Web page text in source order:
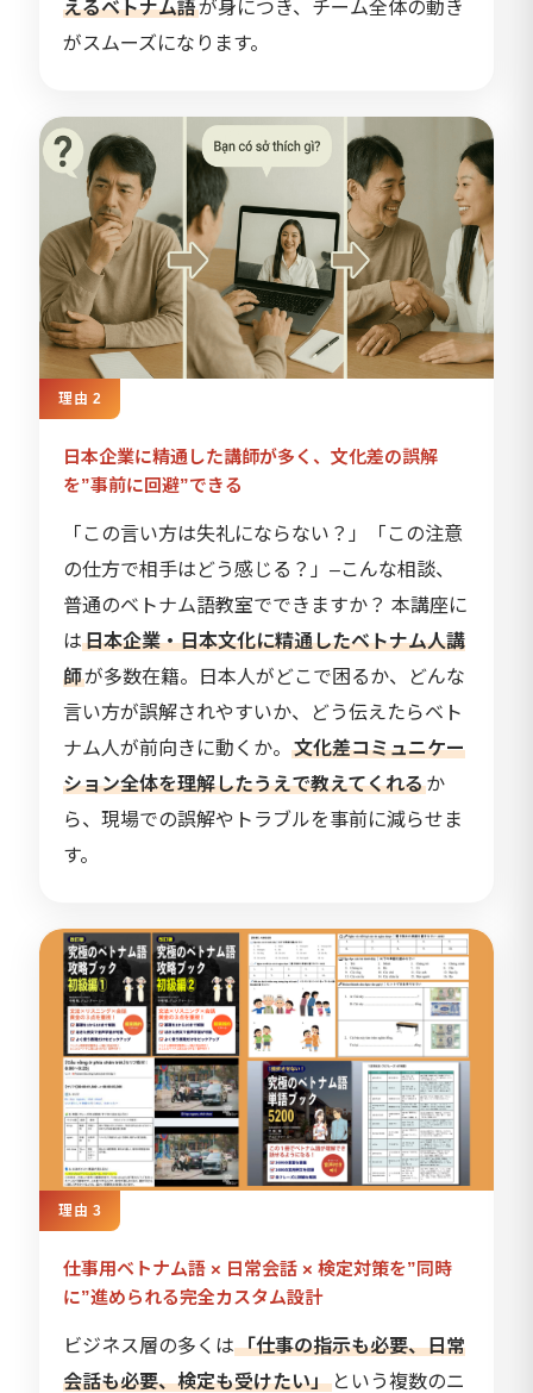
えるベトナム語が身につき、チーム全体の動き
がスムーズになります。
理由 2
日本企業に精通した講師が多く、文化差の誤解
を”事前に回避”できる
「この言い方は失礼にならない？」「この注意
の仕方で相手はどう感じる？」–こんな相談、
普通のベトナム語教室でできますか？ 本講座に
は日本企業・日本文化に精通したベトナム人講
師が多数在籍。日本人がどこで困るか、どんな
言い方が誤解されやすいか、どう伝えたらベト
ナム人が前向きに動くか。
文化差コミュニケー
ション全体を理解したうえで教えてくれるか
ら、現場での誤解やトラブルを事前に減らせま
す。
理由 3
仕事用ベトナム語 × 日常会話 × 検定対策を”同時
に”進められる完全カスタム設計
ビジネス層の多くは「仕事の指示も必要、日常
会話も必要、検定も受けたい」 という複数のニ